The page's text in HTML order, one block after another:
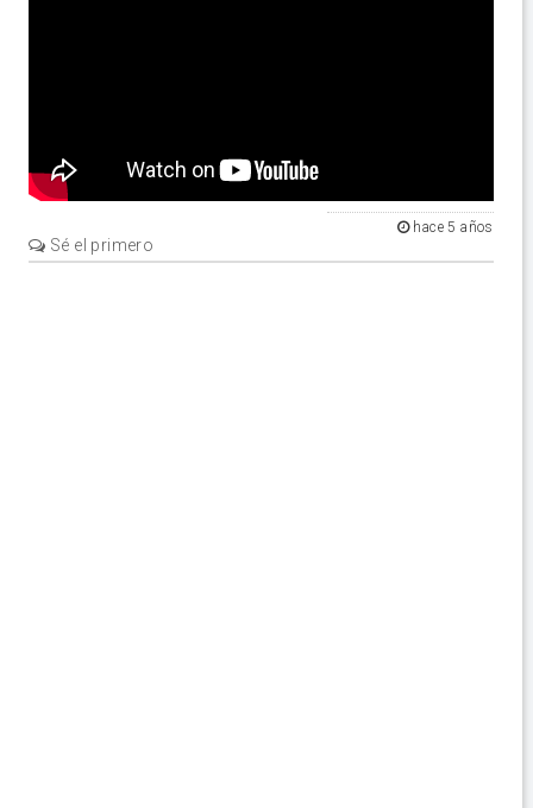
hace 5 años
Sé el primero